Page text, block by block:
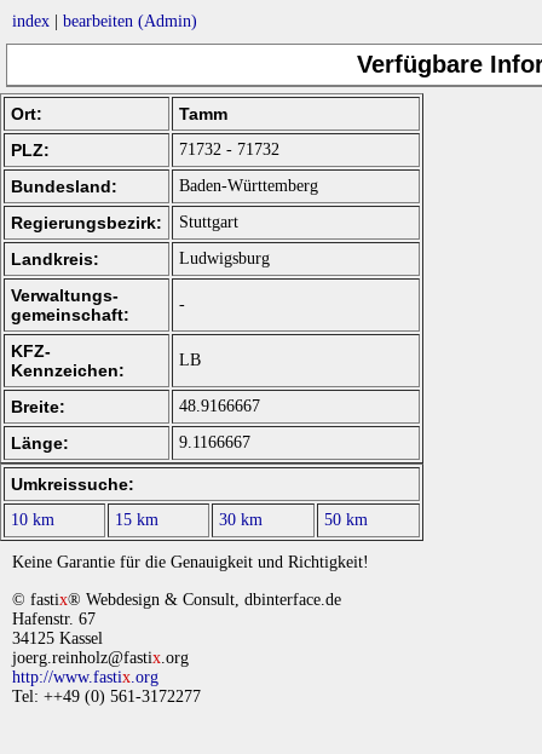
index bearbeiten (Admin)
Verfügbare
Ort:
Tamm
PLZ:
71732 - 71732
Bundesland: Baden-Württemberg
Regierungsbezirk: Stuttgart
Landkreis: Ludwigsburg
Verwaltungs-
gemeinschaft:
-
KFZ-
Kennzeichen:
LB
Breite: 48.9166667
Länge: 9.1166667
Umkreissuche:
10 km 15 km 30 km 50 km
Keine Garantie für die Genauigkeit und Richtigkeit!
© fastix® Webdesign & Consult, dbinterface.de
Hafenstr. 67
34125 Kassel
joerg.reinholz@fastix.org
http://www.fastix.org
Tel: ++49 (0) 561-3172277